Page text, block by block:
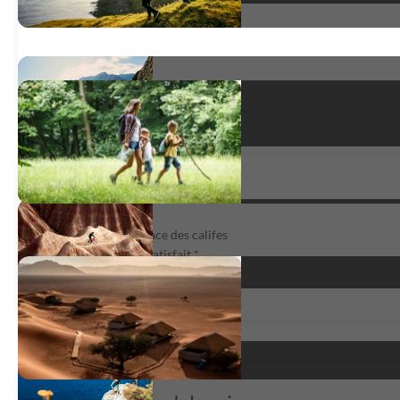
Al Andalus
Al Andalus, sur la trace des califes
très satisfait*